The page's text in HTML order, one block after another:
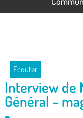
Ecouter
Interview de
Général –